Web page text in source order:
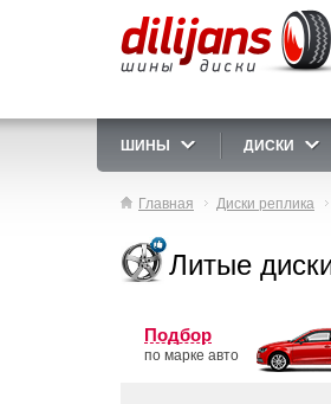
ШИНЫ ДИСКИ
Главная Диски реплика
Литые
Подбор
по марке авто